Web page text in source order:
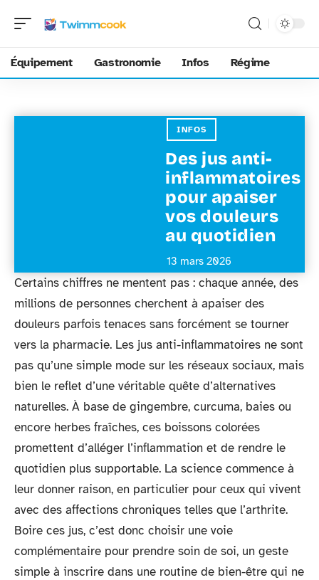
Équipement Gastronomie Infos Régime
INFOS
Des jus anti-
inflammatoires
pour apaiser
vos douleurs
au quotidien
13 mars 2026
Certains chiffres ne mentent pas : chaque année, des
millions de personnes cherchent à apaiser des
douleurs parfois tenaces sans forcément se tourner
vers la pharmacie. Les jus anti-inflammatoires ne sont
pas qu’une simple mode sur les réseaux sociaux, mais
bien le reflet d’une véritable quête d’alternatives
naturelles. À base de gingembre, curcuma, baies ou
encore herbes fraîches, ces boissons colorées
promettent d’alléger l’inflammation et de rendre le
quotidien plus supportable. La science commence à
leur donner raison, en particulier pour ceux qui vivent
avec des affections chroniques telles que l’arthrite.
Boire ces jus, c’est donc choisir une voie
complémentaire pour prendre soin de soi, un geste
simple à inscrire dans une routine de bien-être qui ne